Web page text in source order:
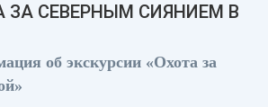
ЗА СЕВЕРНЫМ СИЯНИЕМ В
об экскурсии «Охота за